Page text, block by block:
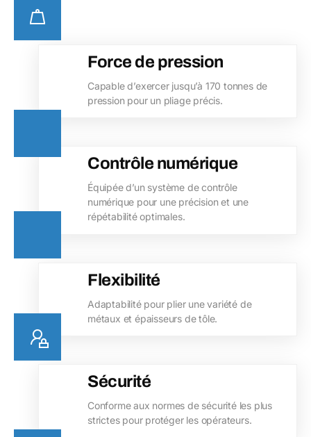
Force de pression
Capable d’exercer jusqu’à 170 tonnes de
pression pour un pliage précis.
Contrôle numérique
Équipée d’un système de contrôle
numérique pour une précision et une
répétabilité optimales.
Flexibilité
Adaptabilité pour plier une variété de
métaux et épaisseurs de tôle.
Sécurité
Conforme aux normes de sécurité les plus
strictes pour protéger les opérateurs.